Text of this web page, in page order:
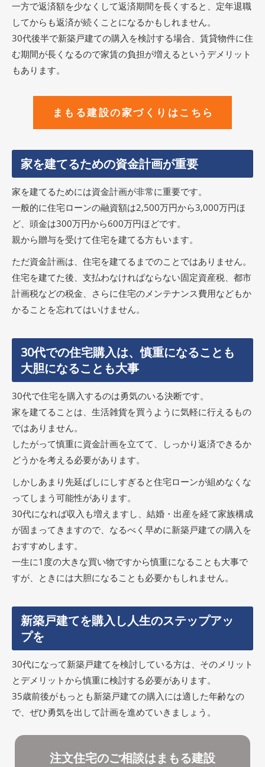
一方で返済額を少なくして返済期間を長くすると、定年退職
してからも返済が続くことになるかもしれません。
30代後半で新築戸建ての購入を検討する場合、賃貸物件に住
む期間が長くなるので家賃の負担が増えるというデメリット
もあります。
まもる建設の家づくりはこちら
家を建てるための資金計画が重要
家を建てるためには資金計画が非常に重要です。
一般的に住宅ローンの融資額は2,500万円から3,000万円ほ
ど、頭金は300万円から600万円ほどです。
親から贈与を受けて住宅を建てる方もいます。
ただ資金計画は、住宅を建てるまでのことではありません。
住宅を建てた後、支払わなければならない固定資産税、都市
計画税などの税金、さらに住宅のメンテナンス費用などもか
かることを忘れてはいけません。
30代での住宅購入は、慎重になることも
大胆になることも大事
30代で住宅を購入するのは勇気のいる決断です。
家を建てることは、生活雑貨を買うように気軽に行えるもの
ではありません。
したがって慎重に資金計画を立てて、しっかり返済できるか
どうかを考える必要があります。
しかしあまり先延ばしにしすぎると住宅ローンが組めなくな
ってしまう可能性があります。
30代になれば収入も増えますし、結婚・出産を経て家族構成
が固まってきますので、なるべく早めに新築戸建ての購入を
おすすめします。
一生に1度の大きな買い物ですから慎重になることも大事で
すが、ときには大胆になることも必要かもしれません。
新築戸建てを購入し人生のステップアッ
プを
30代になって新築戸建てを検討している方は、そのメリット
とデメリットから慎重に検討する必要があります。
35歳前後がもっとも新築戸建ての購入には適した年齢なの
で、ぜひ勇気を出して計画を進めていきましょう。
注文住宅のご相談はまもる建設